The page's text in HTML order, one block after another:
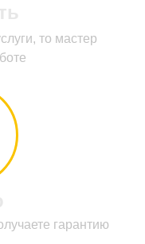
то мастер
гарантию